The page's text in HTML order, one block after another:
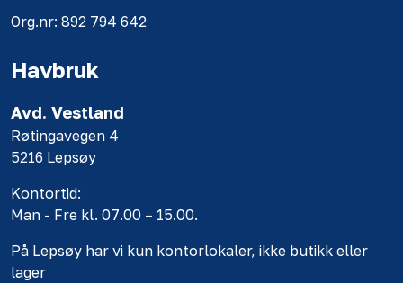
Org.nr: 892 794 642
Havbruk
Avd. Vestland
Røtingavegen 4
5216 Lepsøy
Kontortid:
Man - Fre kl. 07.00 – 15.00.
På Lepsøy har vi kun kontorlokaler, ikke butikk eller
lager